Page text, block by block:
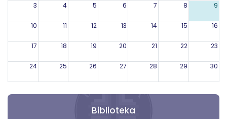
3 4 5 6 7 8 9
10 11 12 13 14 15 16
17 18 19 20 21 22 23
24 25 26 27 28 29 30
Biblioteka